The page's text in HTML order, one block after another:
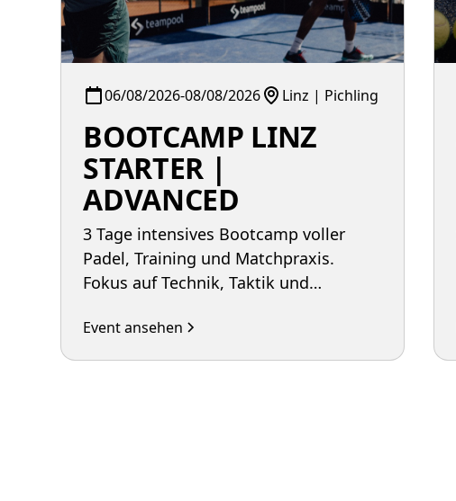
06/08/2026-08/08/2026 Linz | Pichling
BOOTCAMP LINZ
STARTER |
ADVANCED
3 Tage intensives Bootcamp voller
Padel, Training und Matchpraxis.
Fokus auf Technik, Taktik und
Kleingruppen. Levels: Starter,
Intermediate, Advanced
Event ansehen